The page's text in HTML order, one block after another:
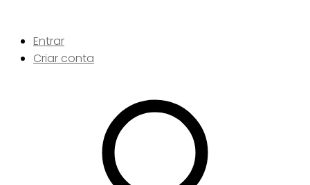
Entrar
Criar conta